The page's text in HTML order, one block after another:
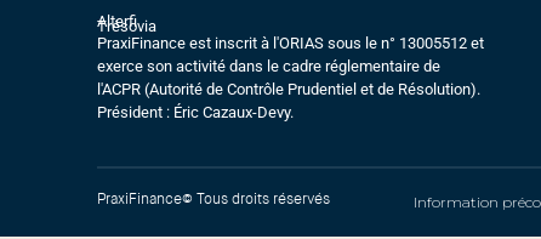
Alterfi
Trésovia
PraxiFinance est inscrit à l'ORIAS sous le n° 13005512 et
exerce son activité dans le cadre réglementaire de
l'ACPR (Autorité de Contrôle Prudentiel et de Résolution).
Président : Éric Cazaux-Devy.
PraxiFinance© Tous droits réservés Information